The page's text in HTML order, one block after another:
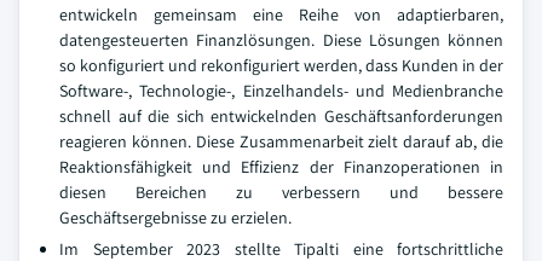
entwickeln gemeinsam eine Reihe von adaptierbaren,
datengesteuerten Finanzlösungen. Diese Lösungen können
so konfiguriert und rekonfiguriert werden, dass Kunden in der
Software-, Technologie-, Einzelhandels- und Medienbranche
schnell auf die sich entwickelnden Geschäftsanforderungen
reagieren können. Diese Zusammenarbeit zielt darauf ab, die
Reaktionsfähigkeit und Effizienz der Finanzoperationen in
diesen Bereichen zu verbessern und bessere
Geschäftsergebnisse zu erzielen.
Im September 2023 stellte Tipalti eine fortschrittliche